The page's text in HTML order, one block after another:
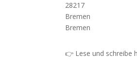
28217
Bremen
Bremen
👉 Lese und schreibe